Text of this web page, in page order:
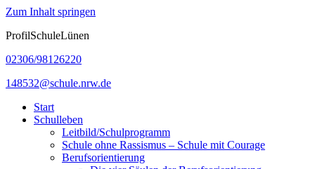
Zum Inhalt springen
ProfilSchuleLünen
02306/98126220
148532@schule.nrw.de
Start
Schulleben
Leitbild/Schulprogramm
Schule ohne Rassismus – Schule mit Courage
Berufsorientierung